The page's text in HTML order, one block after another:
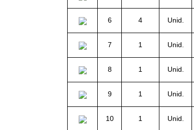
6 4 Unid.
7 1 Unid.
8 1 Unid.
9 1 Unid.
10 1 Unid.